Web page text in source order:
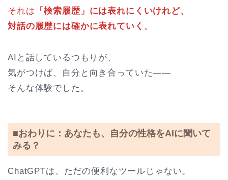
それは 「検索履歴」には表れにくいけれど、
対話の履歴には確かに表れていく 。
AIと話しているつもりが、
気がつけば、自分と向き合っていた――
そんな体験でした。
■おわりに：あなたも、自分の性格をAIに聞いて
みる？
ChatGPTは、ただの便利なツールじゃない。